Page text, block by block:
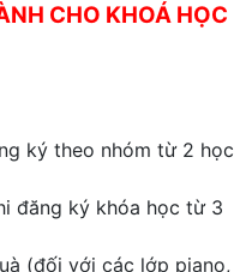
CHO KHOÁ HỌC
ký theo nhóm từ 2 học
đăng ký khóa học từ 3
(đối với các lớp piano,